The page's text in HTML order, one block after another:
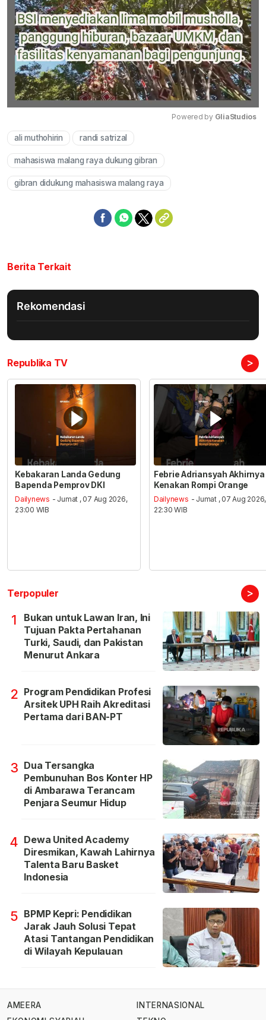
Powered by GliaStudios
ali muthohirin randi satrizal
mahasiswa malang raya dukung gibran
gibran didukung mahasiswa malang raya
Berita Terkait
Rekomendasi
Republika TV >
Kebakaran Landa Gedung
Bapenda Pemprov DKI
Dailynews - Jumat , 07 Aug 2026,
23:00 WIB
Febrie Adriansyah Akhirnya
Kenakan Rompi Orange
Dailynews - Jumat , 07 Aug 2026,
22:30 WIB
Terpopuler >
1
Bukan untuk Lawan Iran, Ini
Tujuan Pakta Pertahanan
Turki, Saudi, dan Pakistan
Menurut Ankara
2 Program Pendidikan Profesi
Arsitek UPH Raih Akreditasi
Pertama dari BAN-PT
3 Dua Tersangka
Pembunuhan Bos Konter HP
di Ambarawa Terancam
Penjara Seumur Hidup
4 Dewa United Academy
Diresmikan, Kawah Lahirnya
Talenta Baru Basket
Indonesia
5 BPMP Kepri: Pendidikan
Jarak Jauh Solusi Tepat
Atasi Tantangan Pendidikan
di Wilayah Kepulauan
AMEERA
INTERNASIONAL